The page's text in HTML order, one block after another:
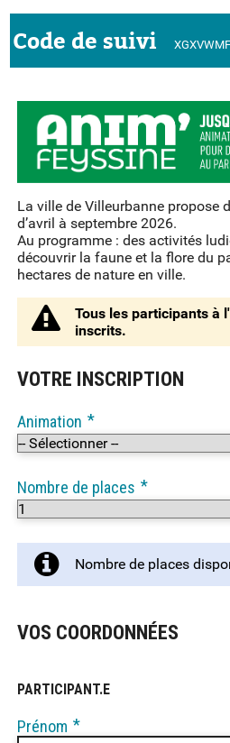
Code de suivi
La ville de Villeurbanne propose
d’avril à septembre 2026.
Au programme : des activités
découvrir la faune et la flore du
hectares de nature en ville.
Tous les participants à
inscrits.
VOTRE INSCRIPTION
Animation *
Nombre de places *
Nombre de places
VOS COORDONNÉES
PARTICIPANT.E
Prénom *